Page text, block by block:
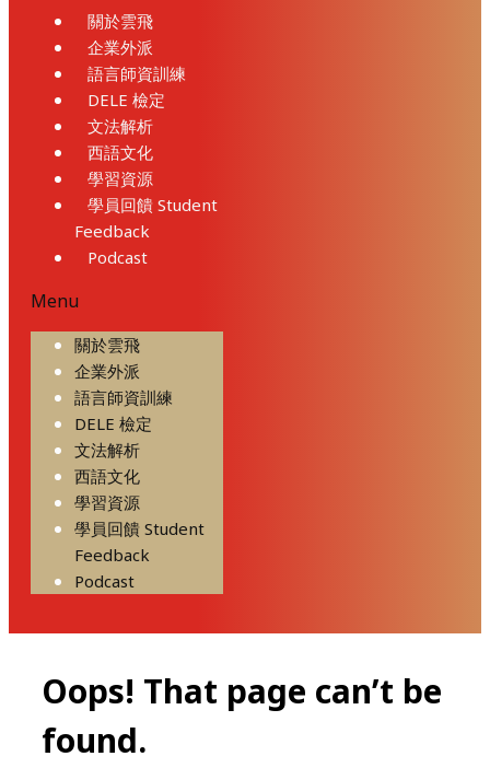
關於雲飛
企業外派
語言師資訓練
DELE 檢定
文法解析
西語文化
學習資源
學員回饋 Student
Feedback
Podcast
Menu
關於雲飛
企業外派
語言師資訓練
DELE 檢定
文法解析
西語文化
學習資源
學員回饋 Student
Feedback
Podcast
Oops! That page can’t be
found.